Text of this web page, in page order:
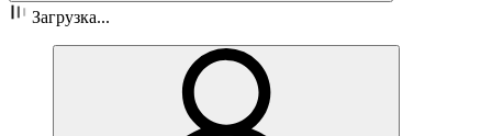
Загрузка...